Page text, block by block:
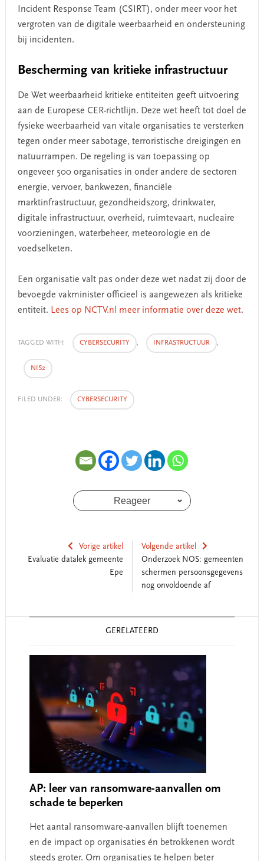
Incident Response Team (CSIRT), onder meer voor het
vergroten van de digitale weerbaarheid en ondersteuning
bij incidenten.
Bescherming van kritieke infrastructuur
De Wet weerbaarheid kritieke entiteiten geeft uitvoering
aan de Europese CER-richtlijn. Deze wet heeft tot doel de
fysieke weerbaarheid van vitale organisaties te versterken
tegen onder meer sabotage, terroristische dreigingen en
natuurrampen. De regeling is van toepassing op
ongeveer 500 organisaties in onder andere de sectoren
energie, vervoer, bankwezen, financiële
marktinfrastructuur, gezondheidszorg, drinkwater,
digitale infrastructuur, overheid, ruimtevaart, nucleaire
voorzieningen, waterbeheer, meteorologie en de
voedselketen.
Een organisatie valt pas onder deze wet nadat zij door de
bevoegde vakminister officieel is aangewezen als kritieke
entiteit. Lees op NCTV.nl meer informatie over deze wet.
TAGGED WITH: CYBERSECURITY , INFRASTRUCTUUR ,
NIS2
FILED UNDER: CYBERSECURITY
Reageer
Vorige artikel
Evaluatie datalek gemeente
Epe
Volgende artikel
Onderzoek NOS: gemeenten
schermen persoonsgegevens
nog onvoldoende af
GERELATEERD
AP: leer van ransomware-aanvallen om
schade te beperken
Het aantal ransomware-aanvallen blijft toenemen
en de impact op organisaties én betrokkenen wordt
steeds groter. Om organisaties te helpen beter